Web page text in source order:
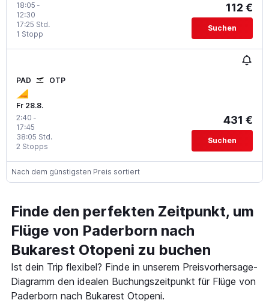
18:05 -
12:30
1 Stopp
17:25 Std.
112 €
Suchen
PAD OTP
Fr 28.8.
2:40 -
17:45
2 Stopps
38:05 Std.
431 €
Suchen
Nach dem günstigsten Preis sortiert
Finde den perfekten Zeitpunkt, um
Flüge von Paderborn nach
Bukarest Otopeni zu buchen
Ist dein Trip flexibel? Finde in unserem Preisvorhersage-
Diagramm den idealen Buchungszeitpunkt für Flüge von
Paderborn nach Bukarest Otopeni.